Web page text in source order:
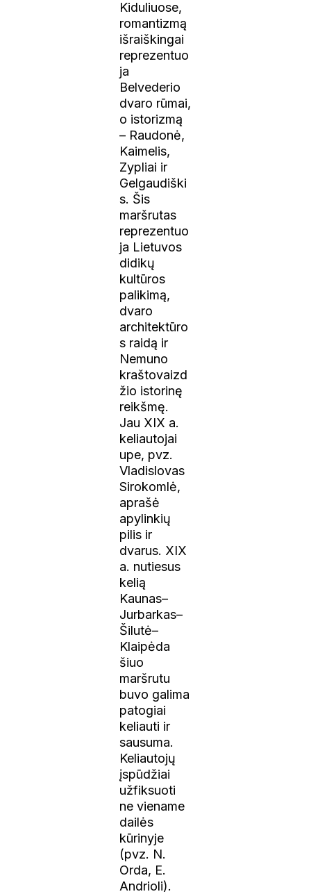
Kiduliuose,
romantizmą
išraiškingai
reprezentuo
ja
Belvederio
dvaro rūmai,
o istorizmą
– Raudonė,
Kaimelis,
Zypliai ir
Gelgaudiški
s. Šis
maršrutas
reprezentuo
ja Lietuvos
didikų
kultūros
palikimą,
dvaro
architektūro
s raidą ir
Nemuno
kraštovaizd
žio istorinę
reikšmę.
Jau XIX a.
keliautojai
upe, pvz.
Vladislovas
Sirokomlė,
aprašė
apylinkių
pilis ir
dvarus. XIX
a. nutiesus
kelią
Kaunas–
Jurbarkas–
Šilutė–
Klaipėda
šiuo
maršrutu
buvo galima
patogiai
keliauti ir
sausuma.
Keliautojų
įspūdžiai
užfiksuoti
ne viename
dailės
kūrinyje
(pvz. N.
Orda, E.
Andrioli).